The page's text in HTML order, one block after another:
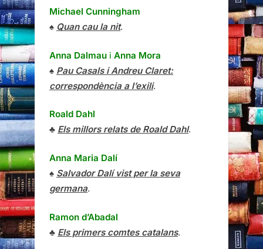
Michael Cunningham
♠ Quan cau la nit.
Anna Dalmau i Anna Mora
♠ Pau Casals i Andreu Claret:
correspondència a l’exili.
Roald Dahl
♣ Els millors relats de Roald Dahl.
Anna Maria Dalí
♠ Salvador Dalí vist per la seva
germana.
Ramon d’Abadal
♣ Els primers comtes catalans.